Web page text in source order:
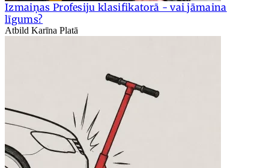
Izmaiņas Profesiju klasifikatorā - vai jāmaina
līgums?
Atbild Karīna Platā